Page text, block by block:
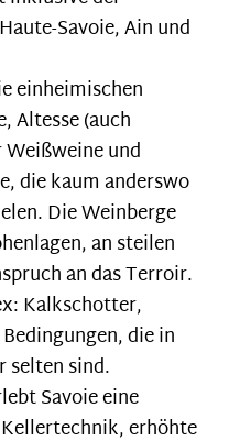
Savoie, Ain und
einheimischen
Altesse (auch
und
die kaum anderswo
Die Weinberge
an steilen
an das Terroir.
Kalkschotter,
die in
selten sind.
Savoie eine
erhöhte